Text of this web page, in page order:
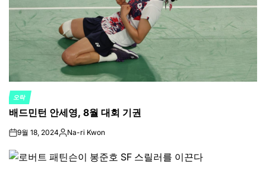
POSTED
IN
오락
배드민턴 안세영, 8월 대회 기권
on9월 18, 2024Posted
Na-ri Kwon